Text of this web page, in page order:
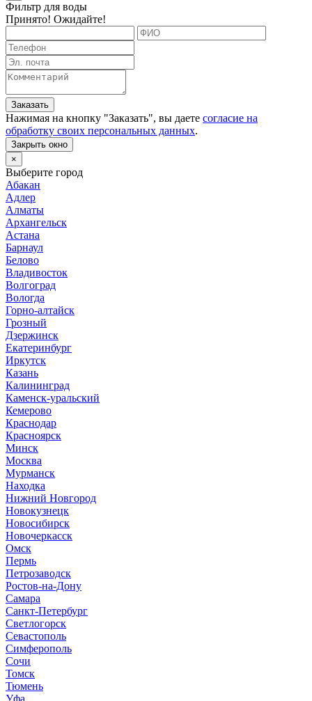
Фильтр для воды
Принято! Ожидайте!
Заказать
Нажимая на кнопку "Заказать", вы даете согласие на
обработку своих персональных данных.
Закрыть окно
×
Выберите город
Абакан
Адлер
Алматы
Архангельск
Астана
Барнаул
Белово
Владивосток
Волгоград
Вологда
Горно-алтайск
Грозный
Дзержинск
Екатеринбург
Иркутск
Казань
Калининград
Каменск-уральский
Кемерово
Краснодар
Красноярск
Минск
Москва
Мурманск
Находка
Нижний Новгород
Новокузнецк
Новосибирск
Новочеркасск
Омск
Пермь
Петрозаводск
Ростов-на-Дону
Самара
Санкт-Петербург
Светлогорск
Севастополь
Симферополь
Сочи
Томск
Тюмень